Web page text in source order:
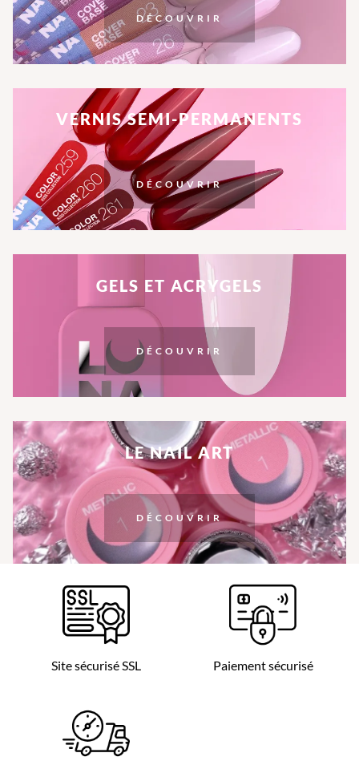
DÉCOUVRIR
VERNIS SEMI-PERMANENTS
DÉCOUVRIR
GELS ET ACRYGELS
DÉCOUVRIR
LE NAIL ART
DÉCOUVRIR
Site sécurisé SSL Paiement sécurisé